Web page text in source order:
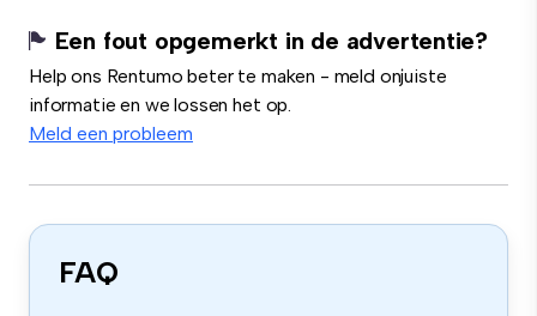
Een fout opgemerkt in de advertentie?
Help ons Rentumo beter te maken - meld onjuiste
informatie en we lossen het op.
Meld een probleem
FAQ